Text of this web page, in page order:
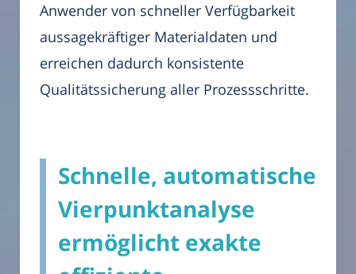
Anwender von schneller Verfügbarkeit
aussagekräftiger Materialdaten und
erreichen dadurch konsistente
Qualitätssicherung aller Prozessschritte.
Schnelle, automatische
Vierpunktanalyse
ermöglicht exakte